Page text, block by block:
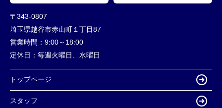
〒343-0807
埼玉県越谷市赤山町１丁目87
営業時間： 9:00～18:00
定休日： 毎週火曜日、水曜日
トップページ
スタッフ